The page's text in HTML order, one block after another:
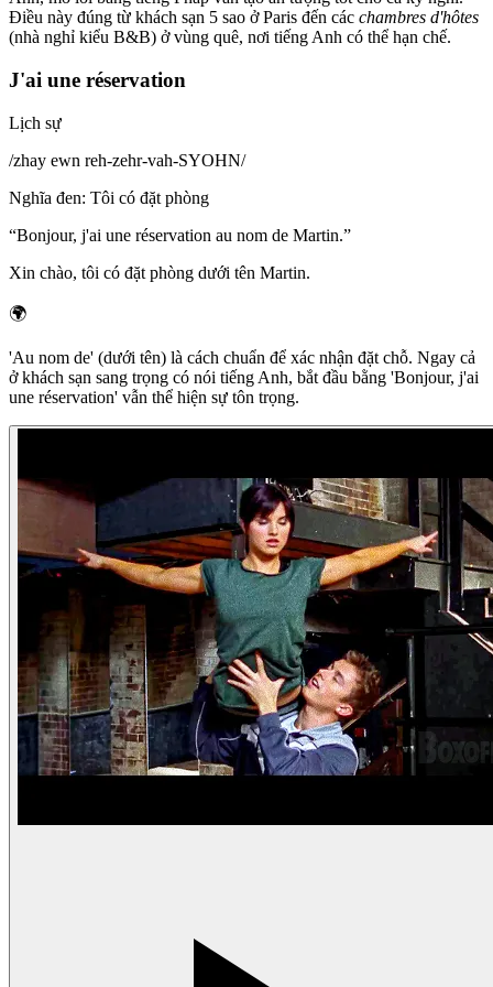
Điều này đúng từ khách sạn 5 sao ở Paris đến các chambres d'hôtes
(nhà nghỉ kiểu B&B) ở vùng quê, nơi tiếng Anh có thể hạn chế.
J'ai une réservation
Lịch sự
/zhay ewn reh-zehr-vah-SYOHN/
Nghĩa đen: Tôi có đặt phòng
“Bonjour, j'ai une réservation au nom de Martin.”
Xin chào, tôi có đặt phòng dưới tên Martin.
🌍
'Au nom de' (dưới tên) là cách chuẩn để xác nhận đặt chỗ. Ngay cả
ở khách sạn sang trọng có nói tiếng Anh, bắt đầu bằng 'Bonjour, j'ai
une réservation' vẫn thể hiện sự tôn trọng.